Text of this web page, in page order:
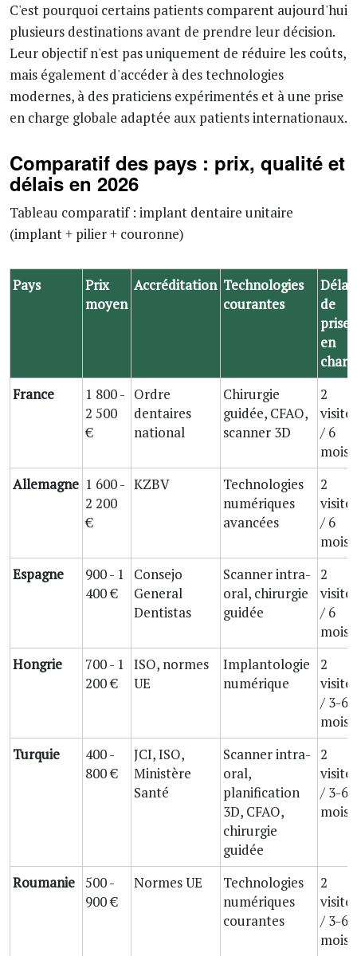
C'est pourquoi certains patients comparent aujourd'hui
plusieurs destinations avant de prendre leur décision.
Leur objectif n'est pas uniquement de réduire les coûts,
mais également d'accéder à des technologies
modernes, à des praticiens expérimentés et à une prise
en charge globale adaptée aux patients internationaux.
Comparatif des pays : prix, qualité et
délais en 2026
Tableau comparatif : implant dentaire unitaire
(implant + pilier + couronne)
Pays
Prix
moyen
Accréditation Technologies
courantes
Délai
de
prise
en
France
1 800 -
2 500
€
Ordre
dentaires
national
Chirurgie
guidée, CFAO,
scanner 3D
2
/ 6
mois
Allemagne 1 600 -
2 200
€
KZBV
Technologies
numériques
avancées
2
/ 6
mois
Espagne
900 - 1
400 €
Consejo
General
Dentistas
Scanner intra-
oral, chirurgie
guidée
2
/ 6
mois
Hongrie
700 - 1
200 €
ISO, normes
UE
Implantologie
numérique
2
/ 3-6
mois
Turquie
400 -
800 €
JCI, ISO,
Ministère
Santé
Scanner intra-
oral,
planification
3D, CFAO,
chirurgie
guidée
2
/ 3-6
mois
Roumanie 500 -
900 €
Normes UE
Technologies
numériques
courantes
2
/ 3-6
mois